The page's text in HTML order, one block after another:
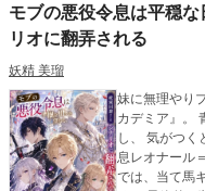
モブの悪役令息は平穏
リオに翻弄される
妖精 美瑠
妹に無理やり
カデミア』。
し、 気がつ
息レオナール＝グ
では、当て馬